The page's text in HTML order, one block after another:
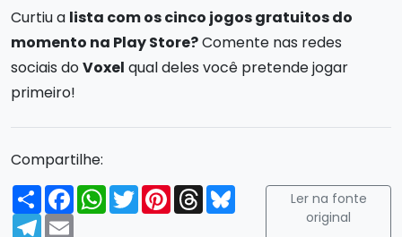
Curtiu a lista com os cinco jogos gratuitos do
momento na Play Store?Comente nas redes
sociais doVoxel qual deles você pretende jogar
primeiro!
Compartilhe:
Compartilhar
FacebookWhatsApp
TwitterPinterest
ThreadsBluesky
Telegram
Email
Ler na fonte
original